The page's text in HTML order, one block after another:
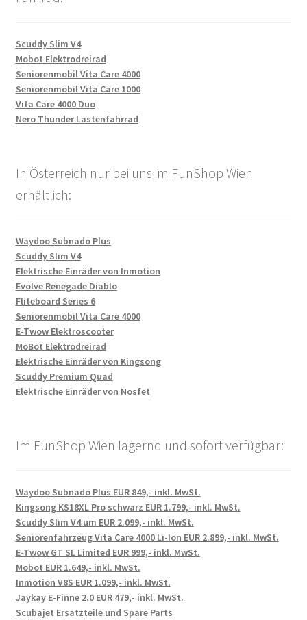
Scuddy Slim V4
Mobot Elektrodreirad
Seniorenmobil Vita Care 4000
Seniorenmobil Vita Care 1000
Vita Care 4000 Duo
Nero Thunder Lastenfahrrad
In Österreich nur bei uns im FunShop Wien
erhältlich:
Waydoo Subnado Plus
Scuddy Slim V4
Elektrische Einräder von Inmotion
Evolve Renegade Diablo
Fliteboard Series 6
Seniorenmobil Vita Care 4000
E-Twow Elektroscooter
MoBot Elektrodreirad
Elektrische Einräder von Kingsong
Scuddy Premium Quad
Elektrische Einräder von Nosfet
Im FunShop Wien lagernd und sofort verfügbar:
Waydoo Subnado Plus EUR 849,- inkl. MwSt.
Kingsong KS18XL Pro schwarz EUR 1.799,- inkl. MwSt.
Scuddy Slim V4 um EUR 2.099,- inkl. MwSt.
Seniorenfahrzeug Vita Care 4000 Li-Ion EUR 2.899,- inkl. MwSt.
E-Twow GT SL Limited EUR 999,- inkl. MwSt.
Mobot EUR 1.649,- inkl. MwSt.
Inmotion V8S EUR 1.099,- inkl. MwSt.
Jaykay E-Finne 2.0 EUR 479,- inkl. MwSt.
Scubajet Ersatzteile und Spare Parts